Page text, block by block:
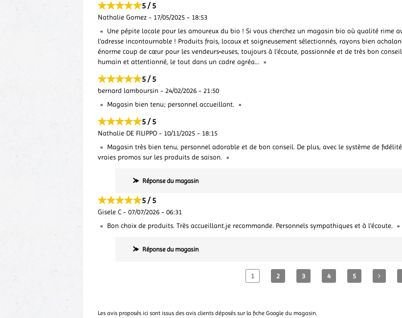
5 / 5
Nathalie Gomez - 17/05/2025 - 18:53
Une pépite locale pour les amoureux du bio ! Si vous cherchez un magasin bio où qualité rime
l’adresse incontournable ! Produits frais, locaux et soigneusement sélectionnés, rayons bien
énorme coup de cœur pour les vendeurs•euses, toujours à l’écoute, passionnée et de très bon
humain et attentionné, le tout dans un cadre agréa...
5 / 5
bernard lamboursin - 24/02/2026 - 21:50
Magasin bien tenu; personnel accueillant.
5 / 5
Nathalie DE FILIPPO - 10/11/2025 - 18:15
Magasin très bien tenu, personnel adorable et de bon conseil. De plus, avec le système de
vraies promos sur les produits de saison.
Réponse du magasin
5 / 5
Gisele C - 07/07/2026 - 06:31
Bon choix de produits. Très accueillant.je recommande. Personnels sympathiques et à l'écoute.
Réponse du magasin
1 2 3 4 5
Les avis proposés ici sont issus des avis clients déposés sur la fiche Google du magasin.